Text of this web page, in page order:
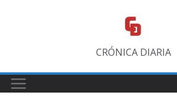
CRÓNICA DIARIA